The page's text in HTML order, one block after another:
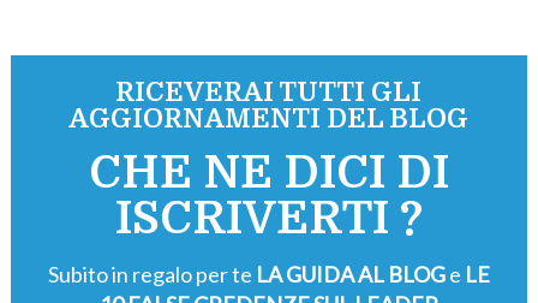
RICEVERAI TUTTI GLI
AGGIORNAMENTI DEL BLOG
CHE NE DICI DI
ISCRIVERTI ?
Subito in regalo per te LA GUIDA AL BLOGe LE